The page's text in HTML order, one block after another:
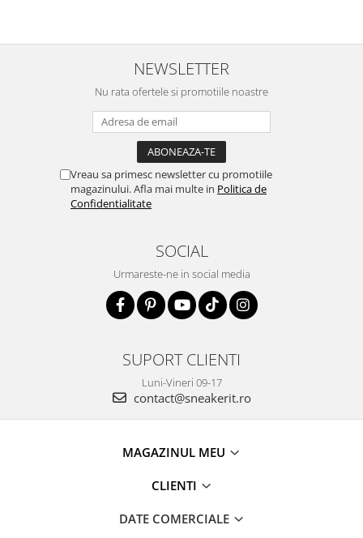
NEWSLETTER
Nu rata ofertele si promotiile noastre
Vreau sa primesc newsletter cu promotiile
magazinului. Afla mai multe in Politica de
Confidentialitate
SOCIAL
Urmareste-ne in social media
SUPORT CLIENTI
Luni-Vineri 09-17
contact@sneakerit.ro
MAGAZINUL MEU
CLIENTI
DATE COMERCIALE